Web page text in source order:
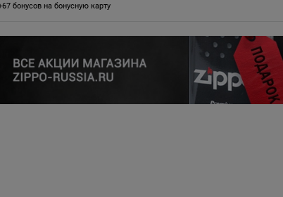
бонусов на бонусную карту